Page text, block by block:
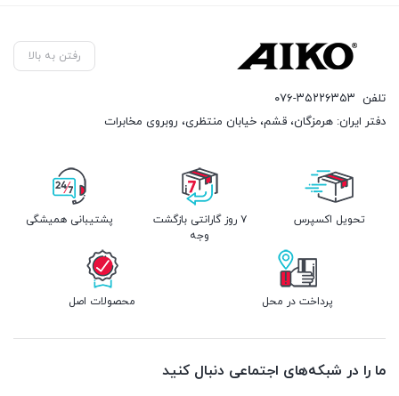
رفتن به بالا
تلفن ۰۷۶-۳۵۲۲۶۳۵۳
دفتر ایران: هرمزگان، قشم، خیابان منتظری، روبروی مخابرات
تحویل اکسپرس
۷ روز گارانتی بازگشت
وجه
پشتیبانی همیشگی
پرداخت در محل محصولات اصل
ما را در شبکه‌های اجتماعی دنبال کنید